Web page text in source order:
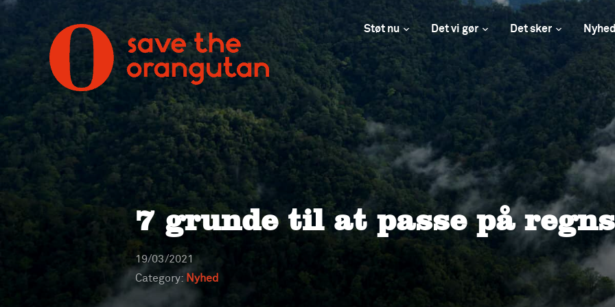
Støt nu Det vi gør Det sker
7 grunde til at passe på
19/03/2021
Category: Nyhed